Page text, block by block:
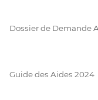
Dossier de Demande
Guide des Aides 2024